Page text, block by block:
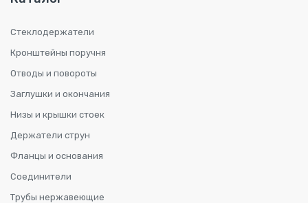
Стеклодержатели
Кронштейны поручня
Отводы и повороты
Заглушки и окончания
Низы и крышки стоек
Держатели струн
Фланцы и основания
Соединители
Трубы нержавеющие